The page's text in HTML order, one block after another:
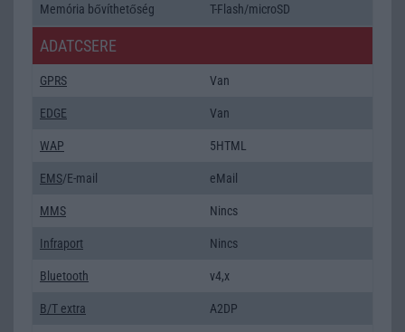
Memória bővíthetőség T-Flash/microSD
ADATCSERE
GPRS Van
EDGE Van
WAP 5HTML
EMS/E-mail eMail
MMS Nincs
Infraport Nincs
Bluetooth v4,x
B/T extra A2DP